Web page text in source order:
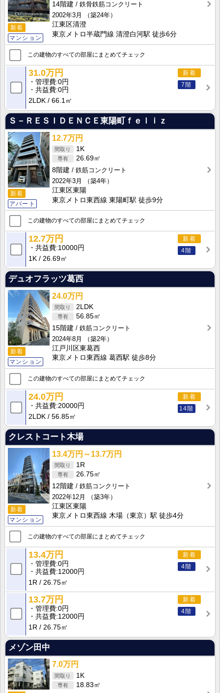
新着
マンション
14階建
鉄骨鉄筋コンクリート
2002年3月
（築24年）
江東区清澄
東京メトロ半蔵門線 清澄白河駅 徒歩6分
この建物のすべての部屋にまとめてチェック
新着
7階
31.0万円
管理費 0円
共益費 0円
2LDK
66.1㎡
Ｓ－ＲＥＳＩＤＥＮＣＥ東陽町ｆｅｌｉｚ
新着
アパート
12.7万円
1K
26.69㎡
8階建
鉄筋コンクリート
2022年3月
（築4年）
江東区東陽
東京メトロ東西線 東陽町駅 徒歩9分
この建物のすべての部屋にまとめてチェック
新着
4階
12.7万円
共益費 10000円
1K
26.69㎡
デュオフラッツ葛西
新着
マンション
24.0万円
2LDK
56.85㎡
15階建
鉄筋コンクリート
2024年8月
（築2年）
江戸川区東葛西
東京メトロ東西線 葛西駅 徒歩8分
この建物のすべての部屋にまとめてチェック
新着
14階
24.0万円
共益費 20000円
2LDK
56.85㎡
クレストコート木場
新着
マンション
13.4万円～13.7万円
1R
26.75㎡
12階建
鉄筋コンクリート
2022年12月
（築3年）
江東区東陽
東京メトロ東西線 木場（東京）駅 徒歩4分
この建物のすべての部屋にまとめてチェック
新着
4階
13.4万円
管理費 0円
共益費 12000円
1R
26.75㎡
新着
4階
13.7万円
管理費 0円
共益費 12000円
1R
26.75㎡
メゾン田中
7.0万円
1K
18.83㎡